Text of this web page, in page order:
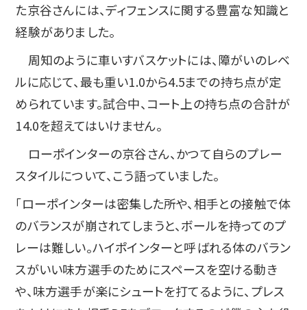
た京谷さんには、ディフェンスに関する豊富な知識と
経験がありました。
周知のように車いすバスケットには、障がいのレベ
ルに応じて、最も重い1.0から4.5までの持ち点が定
められています。試合中、コート上の持ち点の合計が
14.0を超えてはいけません。
ローポインターの京谷さん、かつて自らのプレー
スタイルについて、こう語っていました。
「ローポインターは密集した所や、相手との接触で体
のバランスが崩されてしまうと、ボールを持ってのプ
レーは難しい。ハイポインターと呼ばれる体のバラン
スがいい味方選手のためにスペースを空ける動き
や、味方選手が楽にシュートを打てるように、プレス